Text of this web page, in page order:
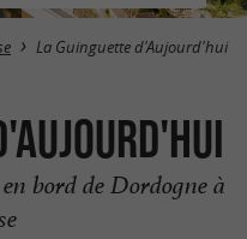
La Guinguette d'Aujourd'hui
bord de Dordogne à